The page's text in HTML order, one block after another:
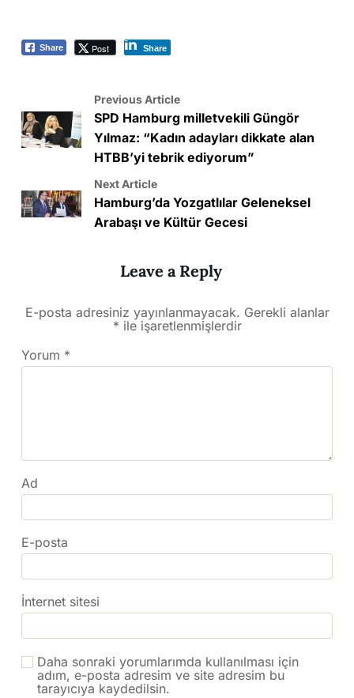
Share Post Share
Previous Article
SPD Hamburg milletvekili Güngör
Yılmaz: “Kadın adayları dikkate alan
HTBB’yi tebrik ediyorum”
Next Article
Hamburg’da Yozgatlılar Geleneksel
Arabaşı ve Kültür Gecesi
Leave a Reply
E-posta adresiniz yayınlanmayacak. Gerekli alanlar
* ile işaretlenmişlerdir
Yorum *
Ad
E-posta
İnternet sitesi
Daha sonraki yorumlarımda kullanılması için
adım, e-posta adresim ve site adresim bu
tarayıcıya kaydedilsin.